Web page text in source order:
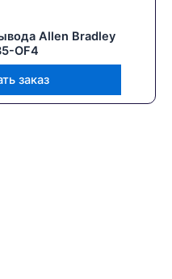
Allen Bradley
OF4
заказ